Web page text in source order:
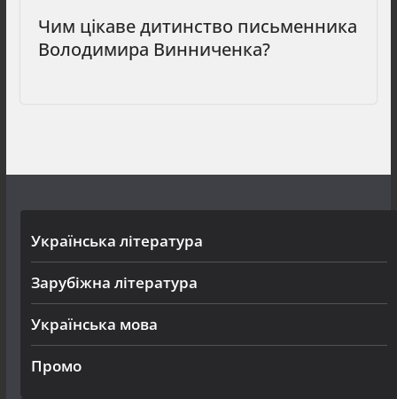
Чим цікаве дитинство письменника
Володимира Винниченка?
Українська література
Зарубіжна література
Українська мова
Промо